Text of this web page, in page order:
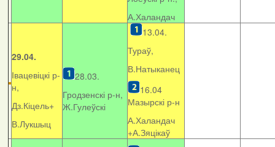
А.Халандач
29.04.
Івацевіцкі р-
н,
Дз.Кіцель+
В.Лукшыц
28.03.
Гродзенскі р-н,
Ж.Гулеўскі
13.04.
Тураў,
В.Натыканец
16.04
Мазырскі р-н
А.Халандач
+А.Зяцікаў